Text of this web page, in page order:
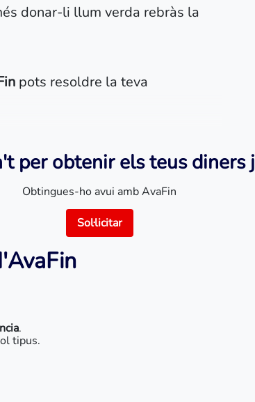
donar-li llum verda rebràs la
pots resoldre la teva
per obtenir els teus diners
Obtingues-ho avui amb AvaFin
Sol·licitar
.
tipus.